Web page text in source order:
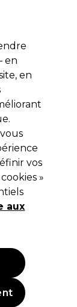
en
en
vos
»
aux